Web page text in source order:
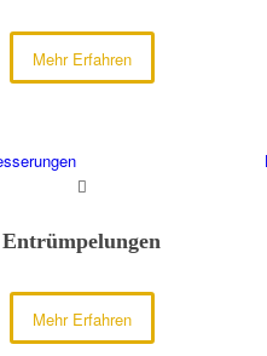
Mehr Erfahren
Entrümpelungen
Mehr Erfahren